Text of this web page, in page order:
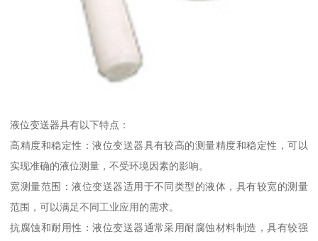
液位变送器具有以下特点：
高精度和稳定性：液位变送器具有较高的测量精度和稳定性，可以
实现准确的液位测量，不受环境因素的影响。
宽测量范围：液位变送器适用于不同类型的液体，具有较宽的测量
范围，可以满足不同工业应用的需求。
抗腐蚀和耐用性：液位变送器通常采用耐腐蚀材料制造，具有较强